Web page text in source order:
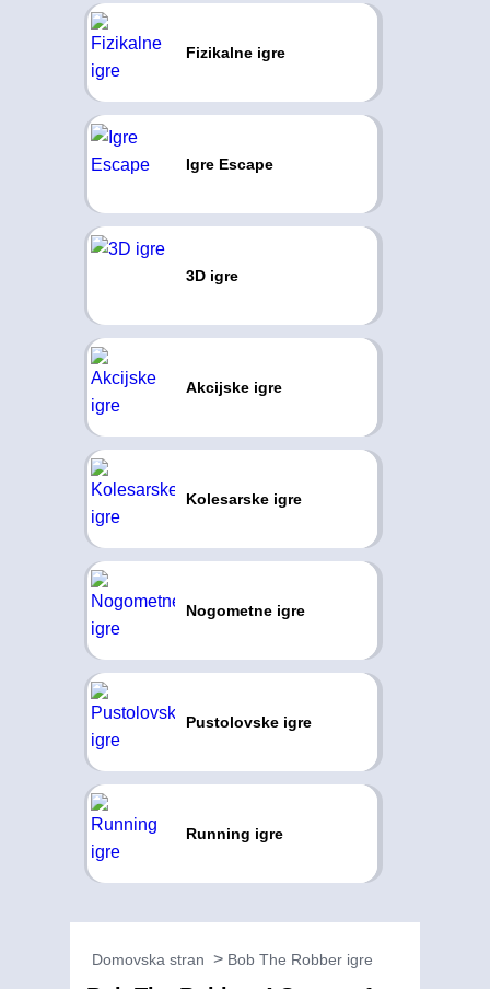
Fizikalne igre
Igre Escape
3D igre
Akcijske igre
Kolesarske igre
Nogometne igre
Pustolovske igre
Running igre
Domovska stran Bob The Robber igre